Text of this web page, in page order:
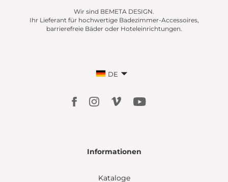
Wir sind BEMETA DESIGN.
Ihr Lieferant für hochwertige Badezimmer-Accessoires,
barrierefreie Bäder oder Hoteleinrichtungen.
DE
Informationen
Kataloge